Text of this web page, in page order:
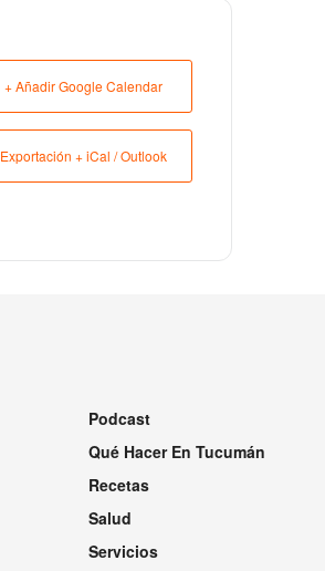
+ Añadir Google Calendar
Exportación + iCal / Outlook
Podcast
Qué Hacer En Tucumán
Recetas
Salud
Servicios